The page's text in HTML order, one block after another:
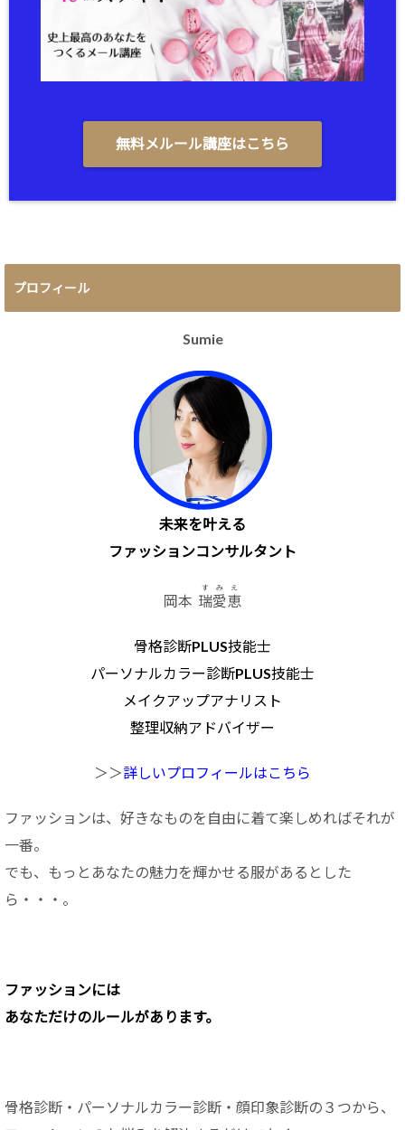
無料メルール講座はこちら
プロフィール
Sumie
未来を叶える
ファッションコンサルタント
岡本 瑞愛恵
すみえ
骨格診断PLUS技能士
パーソナルカラー診断PLUS技能士
メイクアップアナリスト
整理収納アドバイザー
＞＞詳しいプロフィールはこちら
ファッションは、好きなものを自由に着て楽しめればそれが
一番。
でも、もっとあなたの魅力を輝かせる服があるとした
ら・・・。
ファッションには
あなただけのルールがあります。
骨格診断・パーソナルカラー診断・顔印象診断の３つから、